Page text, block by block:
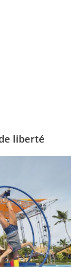
liberté